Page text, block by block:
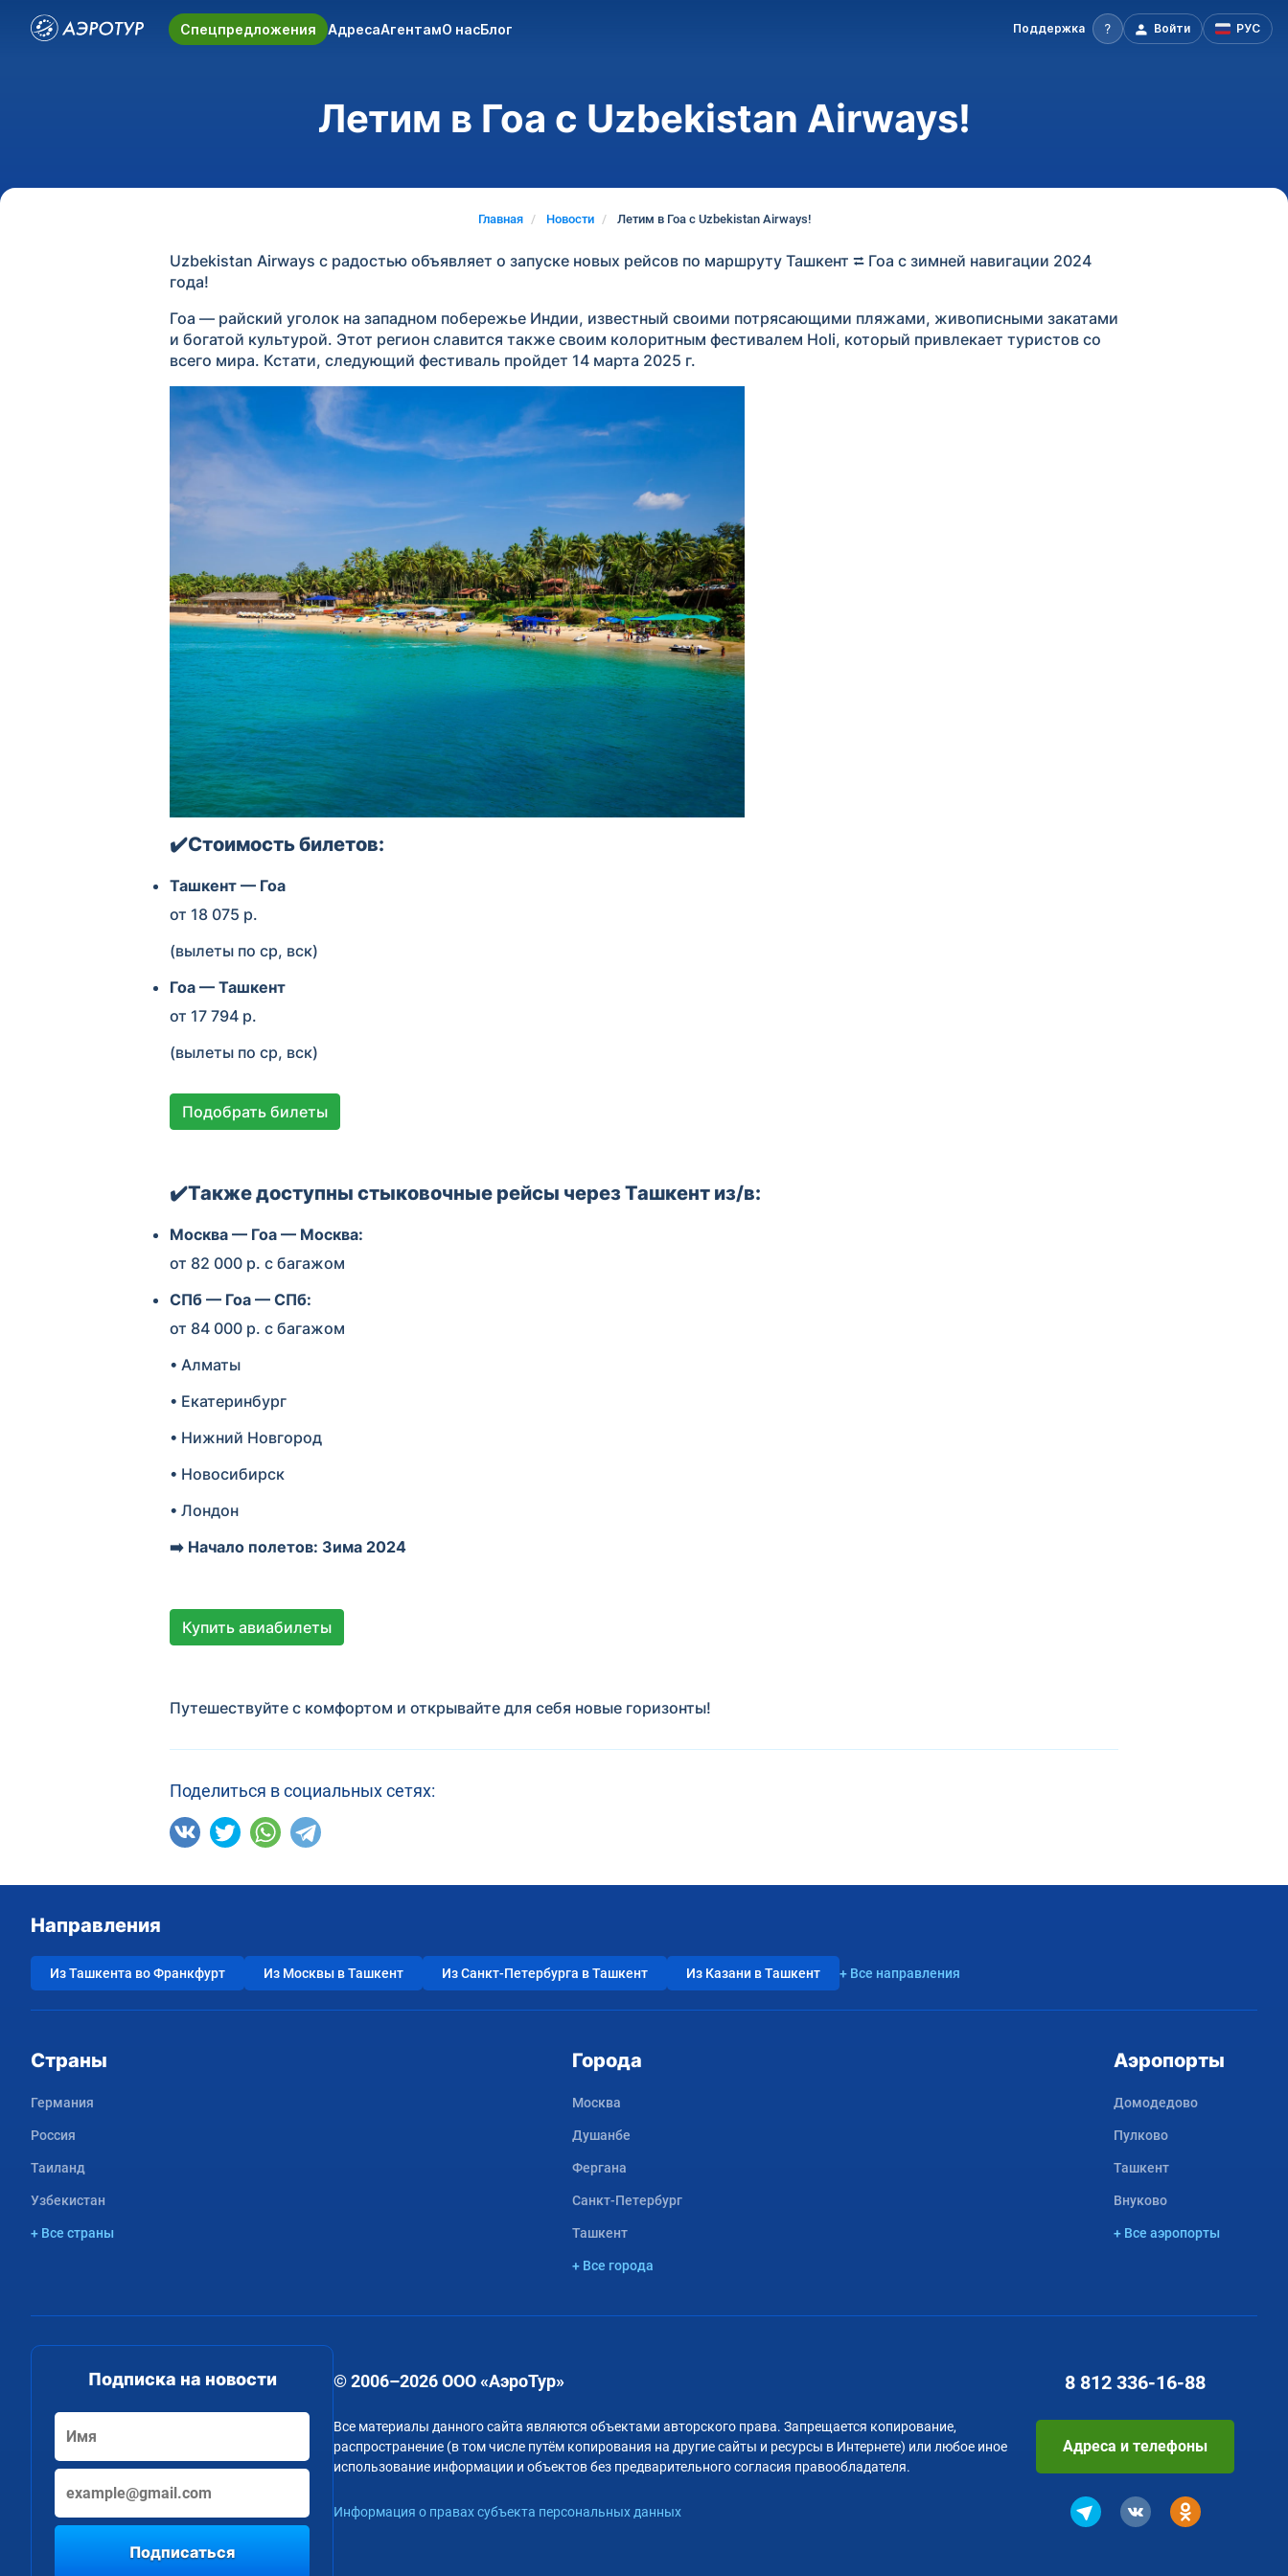
Спецпредложения АдресаАгентамО насБлог Поддержка Войти РУС
Летим в Гоа с Uzbekistan Airways!
Главная Новости Летим в Гоа с Uzbekistan Airways!
Uzbekistan Airways с радостью объявляет о запуске новых рейсов по маршруту Ташкент ⮂ Гоа с зимней навигации 2024
года!
Гоа — райский уголок на западном побережье Индии, известный своими потрясающими пляжами, живописными закатами
и богатой культурой. Этот регион славится также своим колоритным фестивалем Holi, который привлекает туристов со
всего мира. Кстати, следующий фестиваль пройдет 14 марта 2025 г.
✔️Стоимость билетов:
Ташкент — Гоа
от 18 075 р.
(вылеты по ср, вск)
Гоа — Ташкент
от 17 794 р.
(вылеты по ср, вск)
Подобрать билеты
✔️Также доступны стыковочные рейсы через Ташкент из/в:
Москва — Гоа — Москва:
от 82 000 р. с багажом
СПб — Гоа — СПб:
от 84 000 р. с багажом
• Алматы
• Екатеринбург
• Нижний Новгород
• Новосибирск
• Лондон
➡️ Начало полетов: Зима 2024
Купить авиабилеты
Путешествуйте с комфортом и открывайте для себя новые горизонты!
Поделиться в социальных сетях:
Направления
Из Ташкента во Франкфурт Из Москвы в Ташкент Из Санкт-Петербурга в Ташкент Из Казани в Ташкент + Все направления
Страны
Германия
Россия
Таиланд
Узбекистан
+ Все страны
Города
Москва
Душанбе
Фергана
Санкт-Петербург
Ташкент
+ Все города
Аэропорты
Домодедово
Пулково
Ташкент
Внуково
+ Все аэропорты
Подписка на новости
Подписаться
© 2006–2026 ООО «АэроТур»
Все материалы данного сайта являются объектами авторского права. Запрещается копирование,
распространение (в том числе путём копирования на другие сайты и ресурсы в Интернете) или любое иное
использование информации и объектов без предварительного согласия правообладателя.
Информация о правах субъекта персональных данных
8 812 336-16-88
Адреса и телефоны